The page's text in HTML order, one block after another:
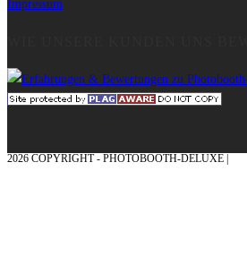
Impressum
2026 COPYRIGHT - PHOTOBOOTH-DELUXE |